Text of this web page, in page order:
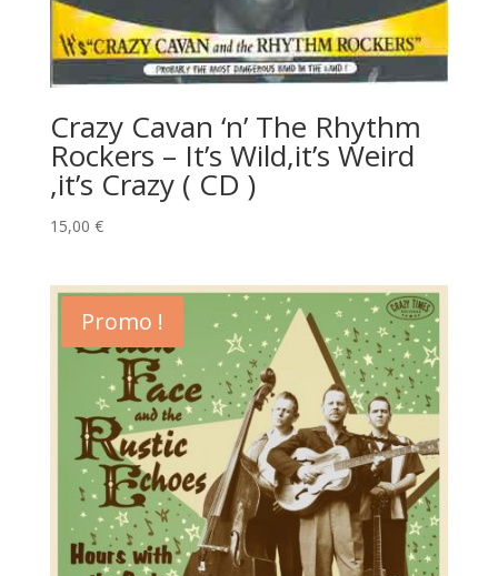
Crazy Cavan ‘n’ The Rhythm
Rockers – It’s Wild,it’s Weird
,it’s Crazy ( CD )
15,00 €
Promo !